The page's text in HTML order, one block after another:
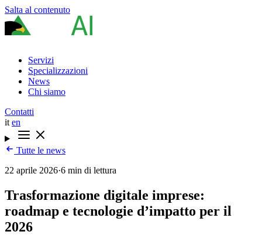
Salta al contenuto
Servizi
Specializzazioni
News
Chi siamo
Contatti
it en
Tutte le news
22 aprile 2026·6 min di lettura
Trasformazione digitale imprese:
roadmap e tecnologie d’impatto per il
2026